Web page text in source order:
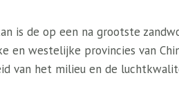
is de op een na grootste
en westelijke provincies van
van het milieu en de